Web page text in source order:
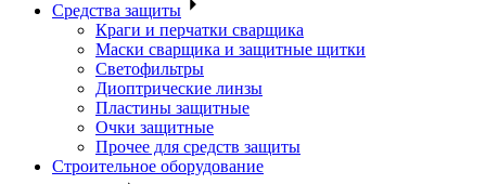
Средства защиты
Краги и перчатки сварщика
Маски сварщика и защитные щитки
Светофильтры
Диоптрические линзы
Пластины защитные
Очки защитные
Прочее для средств защиты
Строительное оборудование